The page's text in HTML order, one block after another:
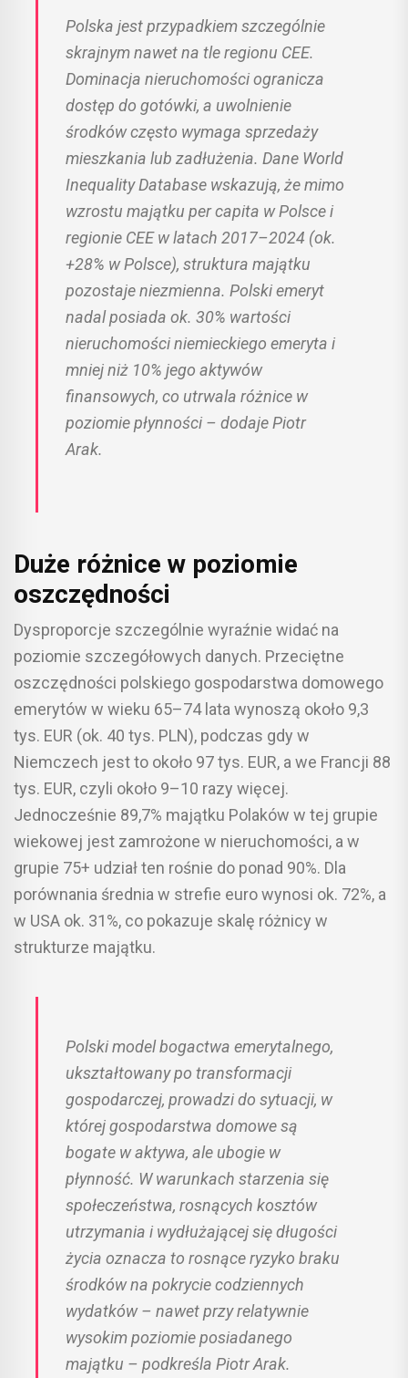
Polska jest przypadkiem szczególnie
skrajnym nawet na tle regionu CEE.
Dominacja nieruchomości ogranicza
dostęp do gotówki, a uwolnienie
środków często wymaga sprzedaży
mieszkania lub zadłużenia. Dane World
Inequality Database wskazują, że mimo
wzrostu majątku per capita w Polsce i
regionie CEE w latach 2017–2024 (ok.
+28% w Polsce), struktura majątku
pozostaje niezmienna. Polski emeryt
nadal posiada ok. 30% wartości
nieruchomości niemieckiego emeryta i
mniej niż 10% jego aktywów
finansowych, co utrwala różnice w
poziomie płynności – dodaje Piotr
Arak.
Duże różnice w poziomie
oszczędności
Dysproporcje szczególnie wyraźnie widać na
poziomie szczegółowych danych. Przeciętne
oszczędności polskiego gospodarstwa domowego
emerytów w wieku 65–74 lata wynoszą około 9,3
tys. EUR (ok. 40 tys. PLN), podczas gdy w
Niemczech jest to około 97 tys. EUR, a we Francji 88
tys. EUR, czyli około 9–10 razy więcej.
Jednocześnie 89,7% majątku Polaków w tej grupie
wiekowej jest zamrożone w nieruchomości, a w
grupie 75+ udział ten rośnie do ponad 90%. Dla
porównania średnia w strefie euro wynosi ok. 72%, a
w USA ok. 31%, co pokazuje skalę różnicy w
strukturze majątku.
Polski model bogactwa emerytalnego,
ukształtowany po transformacji
gospodarczej, prowadzi do sytuacji, w
której gospodarstwa domowe są
bogate w aktywa, ale ubogie w
płynność. W warunkach starzenia się
społeczeństwa, rosnących kosztów
utrzymania i wydłużającej się długości
życia oznacza to rosnące ryzyko braku
środków na pokrycie codziennych
wydatków – nawet przy relatywnie
wysokim poziomie posiadanego
majątku – podkreśla Piotr Arak.